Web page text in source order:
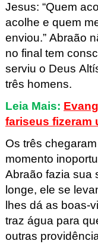
Jesus: “Quem
acolhe e quem
enviou.” Abraão
no final tem
serviu o Deus
três homens.
Leia Mais:
fariseus fizeram
Os três
momento
Abraão fazia sua
longe, ele se
lhes dá as boas-
traz água para
outras